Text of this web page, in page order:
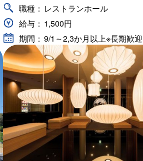
職種： レストランホール
給与： 1,500円
期間： 9/1～2,3か月以上※長期歓迎